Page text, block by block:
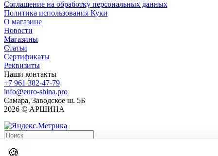
Соглашение на обработку персональных данных
Политика использования Куки
О магазине
Новости
Магазины
Статьи
Сертификаты
Реквизиты
Наши контакты
+7 961 382-47-79
info@euro-shina.pro
Самара, Заводское ш. 5Б
2026 © АРШИНА
🍪